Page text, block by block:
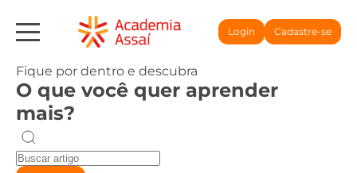
Login Cadastre-se
Fique por dentro e descubra
O que você quer aprender
mais?